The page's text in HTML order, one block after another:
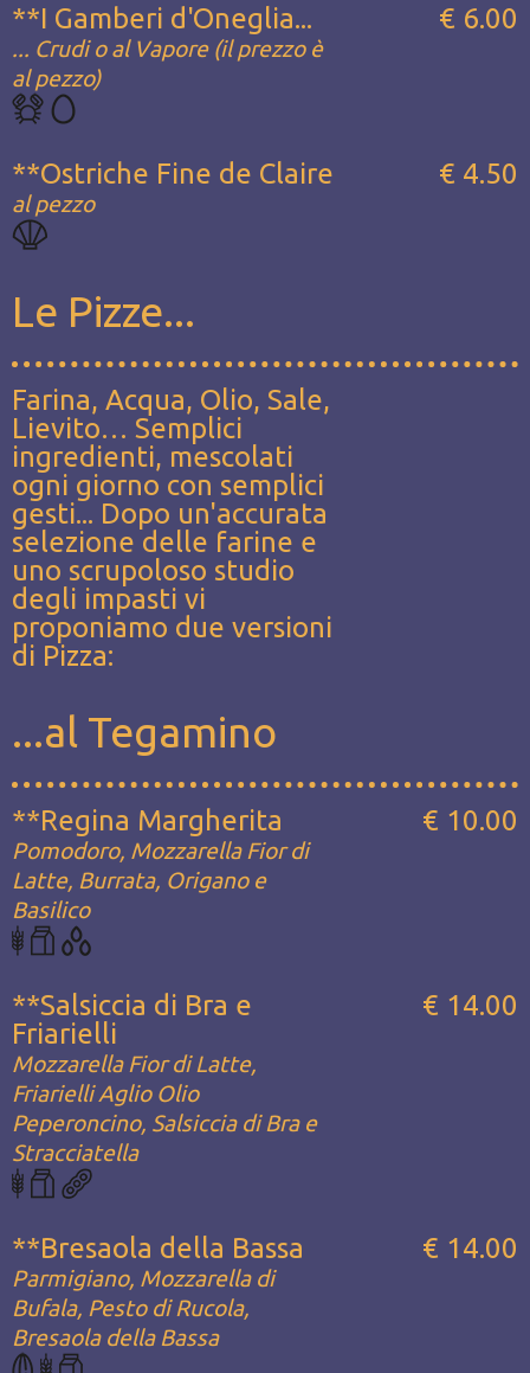
**I Gamberi d'Oneglia...
... Crudi o al Vapore (il prezzo è
al pezzo)
€ 6.00
**Ostriche Fine de Claire
al pezzo
€ 4.50
Le Pizze...
Farina, Acqua, Olio, Sale,
Lievito… Semplici
ingredienti, mescolati
ogni giorno con semplici
gesti... Dopo un'accurata
selezione delle farine e
uno scrupoloso studio
degli impasti vi
proponiamo due versioni
di Pizza:
...al Tegamino
**Regina Margherita
Pomodoro, Mozzarella Fior di
Latte, Burrata, Origano e
Basilico
€ 10.00
**Salsiccia di Bra e
Friarielli
Mozzarella Fior di Latte,
Friarielli Aglio Olio
Peperoncino, Salsiccia di Bra e
Stracciatella
€ 14.00
**Bresaola della Bassa
Parmigiano, Mozzarella di
Bufala, Pesto di Rucola,
Bresaola della Bassa
€ 14.00